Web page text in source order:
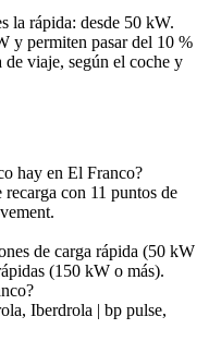
la rápida: desde 50 kW.
y permiten pasar del 10 %
de viaje, según el coche y
hay en El Franco?
con 11 puntos de
de carga rápida (50 kW
(150 kW o más).
Iberdrola | bp pulse,